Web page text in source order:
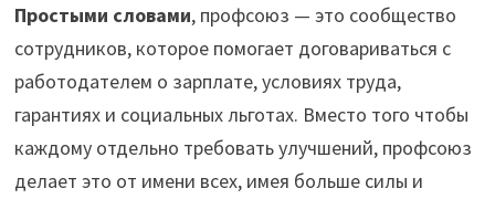
Простыми словами, профсоюз — это сообщество
сотрудников, которое помогает договариваться с
работодателем о зарплате, условиях труда,
гарантиях и социальных льготах. Вместо того чтобы
каждому отдельно требовать улучшений, профсоюз
делает это от имени всех, имея больше силы и